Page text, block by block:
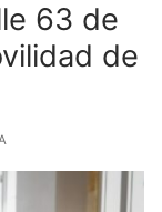
63 de
de